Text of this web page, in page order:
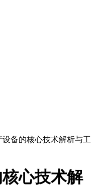
设备的核心技术解析与工
心技术解